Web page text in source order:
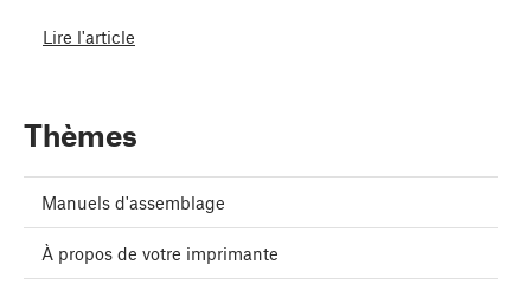
Lire l'article
Thèmes
Manuels d'assemblage
À propos de votre imprimante